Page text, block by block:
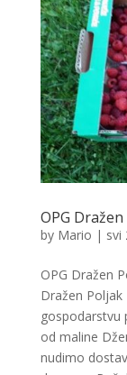
OPG
by Mario | svi
OPG Dražen
Dražen
gospodarstvu
od maline
nudimo